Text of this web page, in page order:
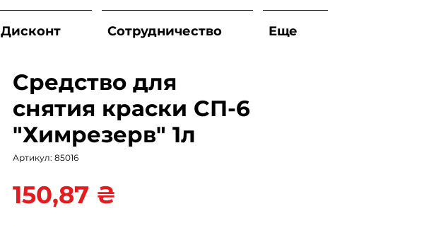
Дисконт Сотрудничество Еще
Средство для
снятия краски СП-6
"Химрезерв" 1л
Артикул: 85016
150,87 ₴